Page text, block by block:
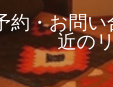
約・お問
近の